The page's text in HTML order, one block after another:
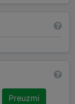
Preuzmi